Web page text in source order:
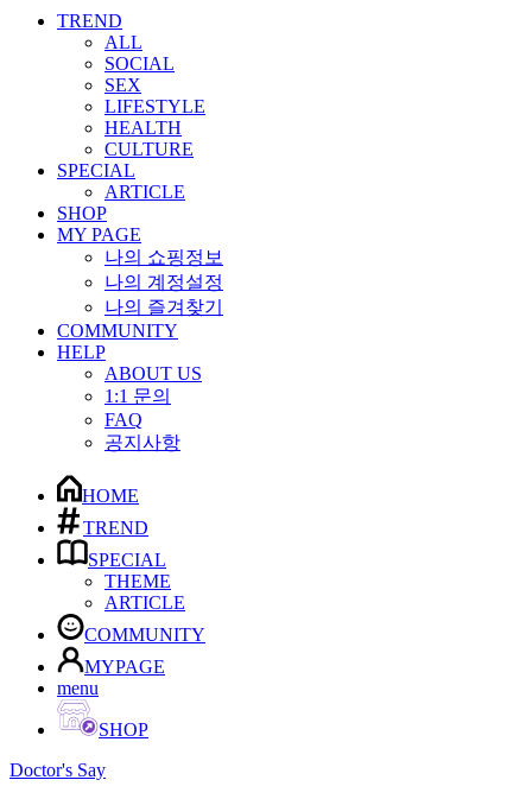
TREND
ALL
SOCIAL
SEX
LIFESTYLE
HEALTH
CULTURE
SPECIAL
ARTICLE
SHOP
MY PAGE
나의 쇼핑정보
나의 계정설정
나의 즐겨찾기
COMMUNITY
HELP
ABOUT US
1:1 문의
FAQ
공지사항
HOME
TREND
SPECIAL
THEME
ARTICLE
COMMUNITY
MYPAGE
menu
SHOP
Doctor's Say